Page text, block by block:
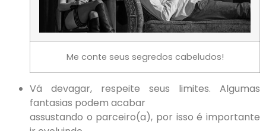
Me conte seus segredos cabeludos!
Vá devagar, respeite seus limites. Algumas
fantasias podem acabar
assustando o parceiro(a), por isso é importante